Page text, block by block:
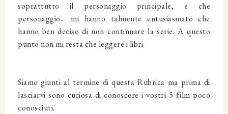
soprattutto il personaggio principale, e che
personaggio... mi hanno talmente entusiasmato che
hanno ben deciso di non continuare la serie. A questo
punto non mi resta che leggere i libri
Siamo giunti al termine di questa Rubrica ma prima di
lasciarvi sono curiosa di conoscere i vostri 5 film poco
conosciuti.